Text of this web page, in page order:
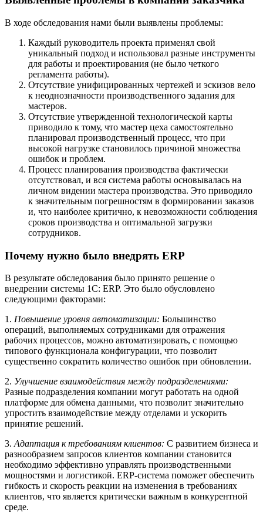
В ходе обследования нами были выявлены проблемы:
Каждый руководитель проекта применял свой
уникальный подход и использовал разные инструменты
для работы и проектирования (не было четкого
регламента работы).
Отсутствие унифицированных чертежей и эскизов вело
к неоднозначности производственного задания для
мастеров.
Отсутствие утвержденной технологической карты
приводило к тому, что мастер цеха самостоятельно
планировал производственный процесс, что при
высокой нагрузке становилось причиной множества
ошибок и проблем.
Процесс планирования производства фактически
отсутствовал, и вся система работы основывалась на
личном видении мастера производства. Это приводило
к значительным погрешностям в формировании заказов
и, что наиболее критично, к невозможности соблюдения
сроков производства и оптимальной загрузки
сотрудников.
Почему нужно было внедрять ERP
В результате обследования было принято решение о
внедрении системы 1С: ERP. Это было обусловлено
следующими факторами:
1. Повышение уровня автоматизации: Большинство
операций, выполняемых сотрудниками для отражения
рабочих процессов, можно автоматизировать, с помощью
типового функционала конфигурации, что позволит
существенно сократить количество ошибок при обновлении.
2. Улучшение взаимодействия между подразделениями:
Разные подразделения компании могут работать на одной
платформе для обмена данными, что позволит значительно
упростить взаимодействие между отделами и ускорить
принятие решений.
3. Адаптация к требованиям клиентов: С развитием бизнеса и
разнообразием запросов клиентов компании становится
необходимо эффективно управлять производственными
мощностями и логистикой. ERP-система поможет обеспечить
гибкость и скорость реакции на изменения в требованиях
клиентов, что является критически важным в конкурентной
среде.